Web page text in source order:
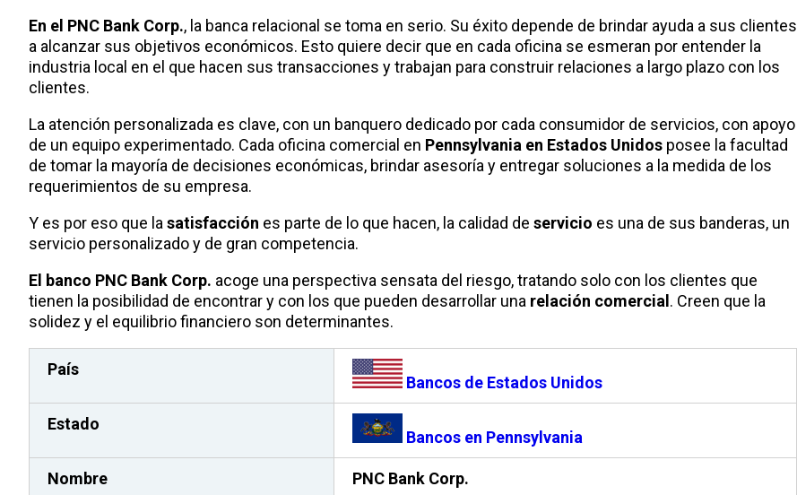
En el PNC Bank Corp., la banca relacional se toma en serio. Su éxito depende de brindar ayuda a sus clientes
a alcanzar sus objetivos económicos. Esto quiere decir que en cada oficina se esmeran por entender la
industria local en el que hacen sus transacciones y trabajan para construir relaciones a largo plazo con los
clientes.
La atención personalizada es clave, con un banquero dedicado por cada consumidor de servicios, con apoyo
de un equipo experimentado. Cada oficina comercial en Pennsylvania en Estados Unidos posee la facultad
de tomar la mayoría de decisiones económicas, brindar asesoría y entregar soluciones a la medida de los
requerimientos de su empresa.
Y es por eso que la satisfacción es parte de lo que hacen, la calidad de servicio es una de sus banderas, un
servicio personalizado y de gran competencia.
El banco PNC Bank Corp. acoge una perspectiva sensata del riesgo, tratando solo con los clientes que
tienen la posibilidad de encontrar y con los que pueden desarrollar una relación comercial . Creen que la
solidez y el equilibrio financiero son determinantes.
País
Bancos de Estados Unidos
Estado
Bancos en Pennsylvania
Nombre PNC Bank Corp.